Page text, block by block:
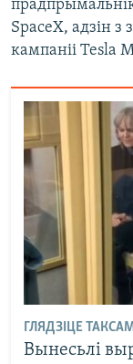
SpaceX, адзін з
кампаніі Tesla
ГЛЯДЗІЦЕ
Вынесьлі